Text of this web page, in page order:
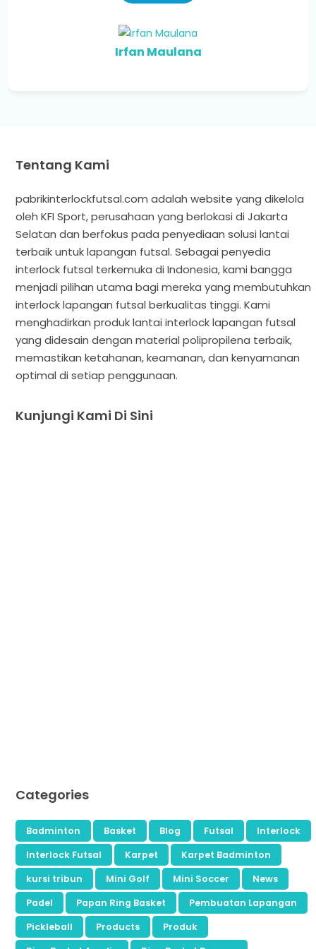
Irfan Maulana
Tentang Kami
pabrikinterlockfutsal.com adalah website yang dikelola
oleh KFI Sport, perusahaan yang berlokasi di Jakarta
Selatan dan berfokus pada penyediaan solusi lantai
terbaik untuk lapangan futsal. Sebagai penyedia
interlock futsal terkemuka di Indonesia, kami bangga
menjadi pilihan utama bagi mereka yang membutuhkan
interlock lapangan futsal berkualitas tinggi. Kami
menghadirkan produk lantai interlock lapangan futsal
yang didesain dengan material polipropilena terbaik,
memastikan ketahanan, keamanan, dan kenyamanan
optimal di setiap penggunaan.
Kunjungi Kami Di Sini
Categories
Badminton Basket Blog Futsal
Interlock
Interlock Futsal
Karpet
Karpet Badminton
kursi tribun
Mini Golf Mini Soccer
News
Padel
Papan Ring Basket
Pembuatan Lapangan
Pickleball
Products
Produk